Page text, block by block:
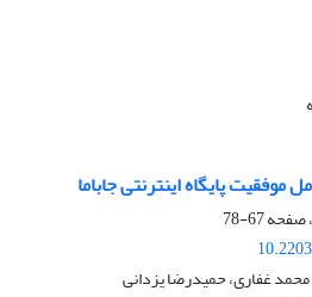
پایگاه اینترنتی جاباما
67-78
غفاری، حمیدرضا یزدانی